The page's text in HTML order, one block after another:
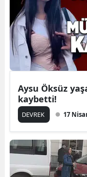
Aysu Öksüz
kaybetti!
DEVREK 17